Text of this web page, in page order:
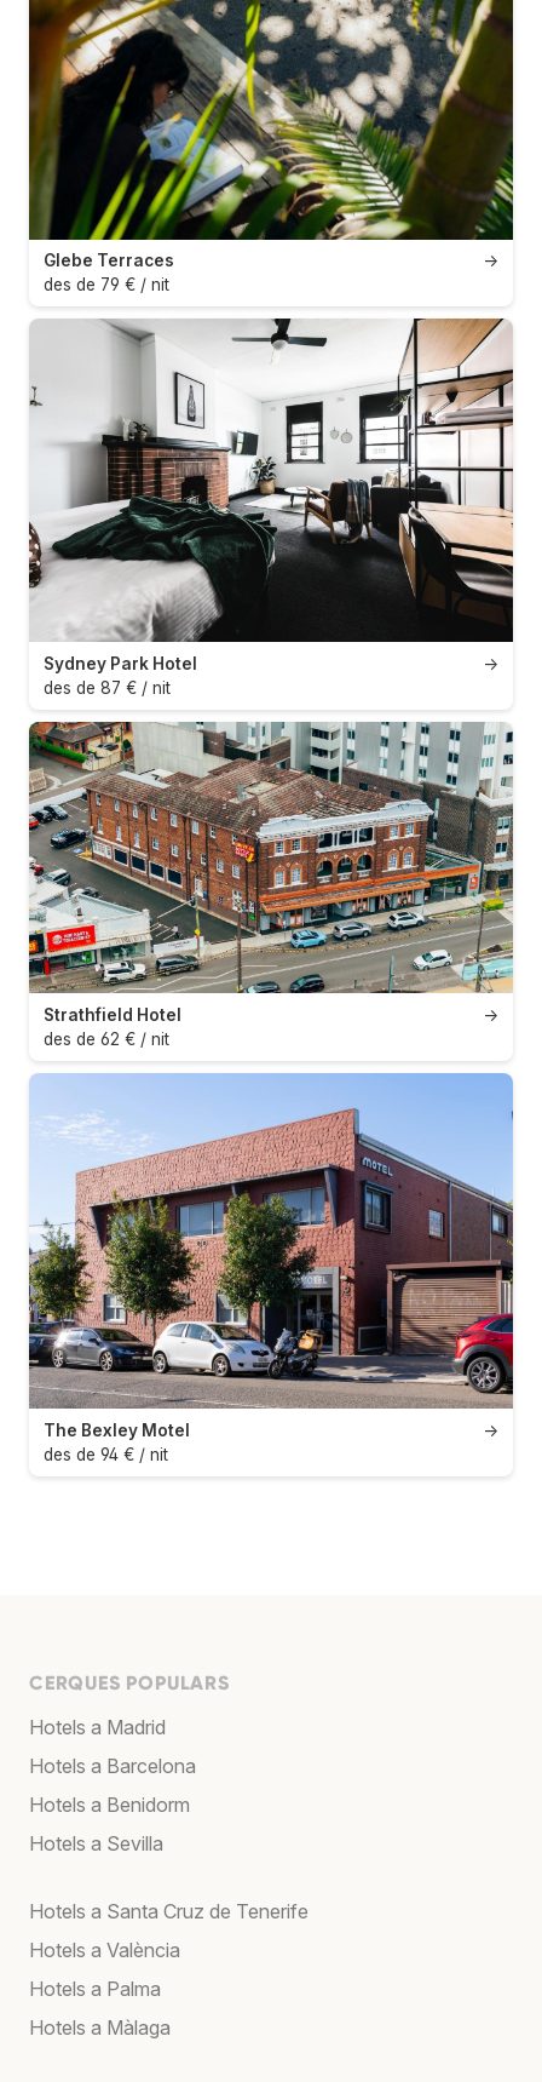
→
Glebe Terraces
des de 79 € / nit
→
Sydney Park Hotel
des de 87 € / nit
→
Strathfield Hotel
des de 62 € / nit
→
The Bexley Motel
des de 94 € / nit
CERQUES POPULARS
Hotels a Madrid
Hotels a Barcelona
Hotels a Benidorm
Hotels a Sevilla
Hotels a Santa Cruz de Tenerife
Hotels a València
Hotels a Palma
Hotels a Màlaga